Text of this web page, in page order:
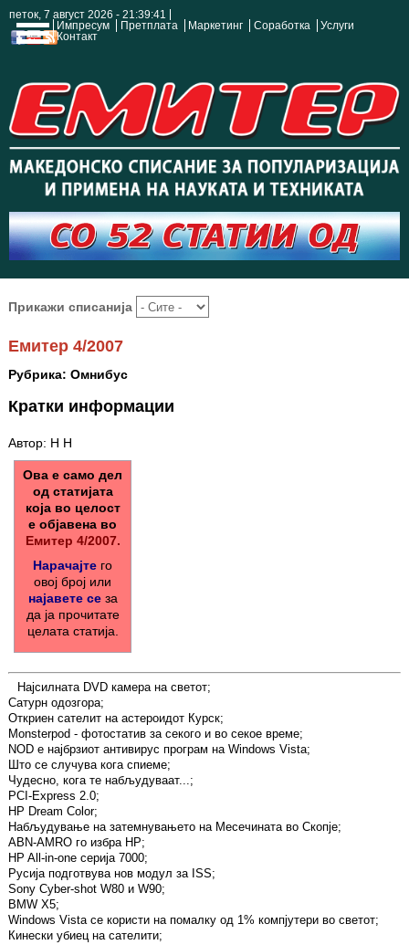
петок, 7 август 2026 - 21:39:41
Импресум
Претплата Маркетинг Соработка
Услуги
Контакт
Прикажи списанија
Емитер 4/2007
Рубрика: Омнибус
Кратки информации
Автор: Н Н
Ова е само дел
од статијата
која во целост
е објавена во
Емитер 4/2007.
Нарачајте го
овој број или
најавете сеза
да ја прочитате
целата статија.
Најсилната DVD камера на светот;
Сатурн одозгора;
Откриен сателит на астероидот Курск;
Monsterpod - фотостатив за секого и во секое време;
NOD е најбрзиот антивирус програм на Windows Vista;
Што се случува кога спиеме;
Чудесно, кога те набљудуваат...;
PCI-Express 2.0;
HP Dream Color;
Набљудување на затемнувањето на Месечината во Скопје;
ABN-AMRO го избра HP;
HP All-in-one серија 7000;
Русија подготвува нов модул за ISS;
Sony Cyber-shot W80 и W90;
BMW X5;
Windows Vista се користи на помалку од 1% компјутери во светот;
Кинески убиец на сателити;